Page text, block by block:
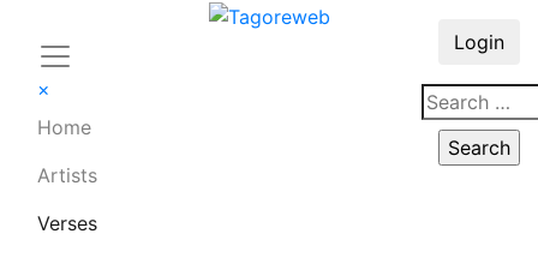
×
Home
Artists
Verses
Login